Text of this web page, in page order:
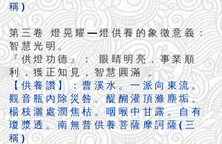
稱)
第三卷 燈晃耀—燈供養的象徵意義：
智慧光明。
『供燈功德』： 眼睛明亮，事業順
利，獲正知見，智慧圓滿 。
【供養讚】：曹溪水。一派向東流。
觀音瓶內除災咎。醍醐灌頂滌塵垢。
楊枝灑處潤焦枯。咽喉中甘露。自有
瓊漿透。南無普供養菩薩摩訶薩(三
稱)